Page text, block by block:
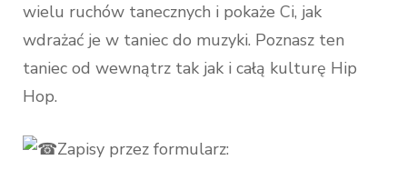
wielu ruchów tanecznych i pokaże Ci, jak
wdrażać je w taniec do muzyki. Poznasz ten
taniec od wewnątrz tak jak i całą kulturę Hip
Hop.
Zapisy przez formularz: